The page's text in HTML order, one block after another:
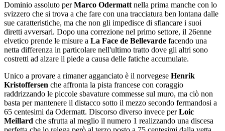
Dominio assoluto perMarco Odermatt nella prima manche con lo
svizzero che si trova a che fare con una tracciatura ben lontana dalle
sue caratteristiche, ma che non gli impedisce di sfiancare i suoi
diretti avversari. Dopo una correzione nel primo settore, il 26enne
elvetico prende le misure a La Face de Bellevarde facendo una
netta differenza in particolare nell'ultimo tratto dove gli altri sono
costretti ad alzare il piede a causa delle fatiche accumulate.
Unico a provare a rimaner agganciato è il norvegese Henrik
Kristoffersen che affronta la pista francese con coraggio
raddrizzando le piccole sbavature commesse sul muro, ma ciò non
basta per mantenere il distacco sotto il mezzo secondo fermandosi a
65 centesimi da Odermatt. Discorso diverso invece perLoic
Meillard che sfrutta al meglio il numero 1 realizzando una discesa